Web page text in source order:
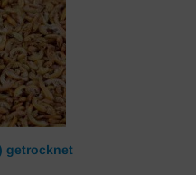
getrocknet